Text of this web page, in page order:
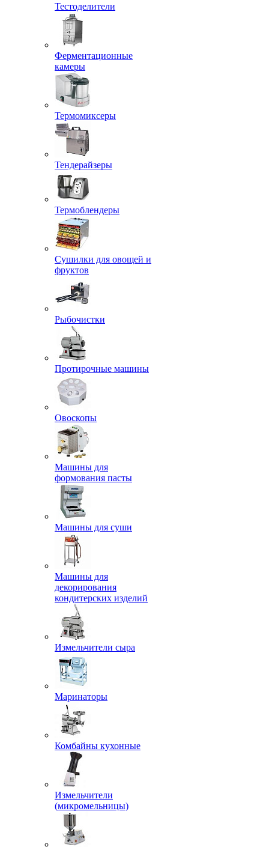
Тестоделители
Ферментационные
камеры
Термомиксеры
Тендерайзеры
Термоблендеры
Сушилки для овощей и
фруктов
Рыбочистки
Протирочные машины
Овоскопы
Машины для
формования пасты
Машины для суши
Машины для
декорирования
кондитерских изделий
Измельчители сыра
Маринаторы
Комбайны кухонные
Измельчители
(микромельницы)